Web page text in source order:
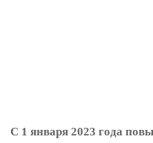
С 1 января 2023 года